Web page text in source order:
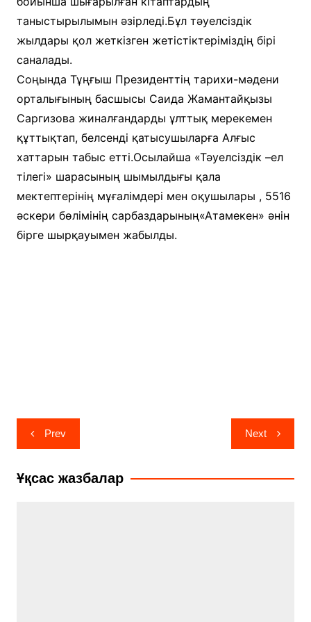
таныстырылымын әзірледі.Бұл тәуелсіздік
жылдары қол жеткізген жетістіктеріміздің бірі
саналады.
Соңында Тұңғыш Президенттің тарихи-мәдени
орталығының басшысы Саида Жамантайқызы
Саргизова жиналғандарды ұлттық мерекемен
құттықтап, белсенді қатысушыларға Алғыс
хаттарын табыс етті.Осылайша «Тәуелсіздік –ел
тілегі» шарасының шымылдығы қала
мектептерінің мұғалімдері мен оқушылары , 5516
әскери бөлімінің сарбаздарының«Атамекен» әнін
бірге шырқауымен жабылды.
Навигация
по
записям
Prev Next
Ұқсас жазбалар